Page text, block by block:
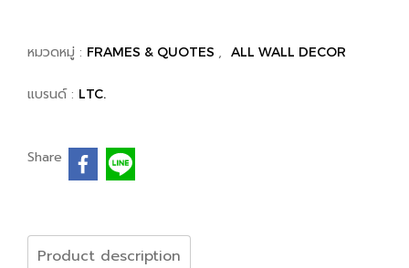
หมวดหมู่ : FRAMES & QUOTES , ALL WALL DECOR
แบรนด์ : LTC.
Share
Product description